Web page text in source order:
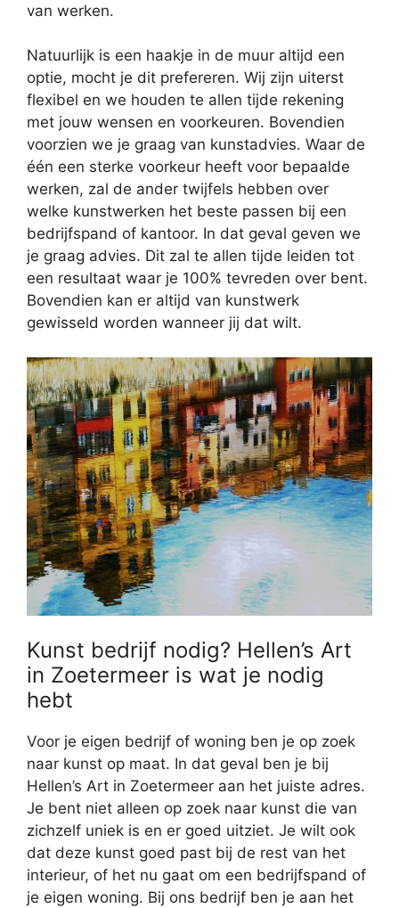
van werken.
Natuurlijk is een haakje in de muur altijd een
optie, mocht je dit prefereren. Wij zijn uiterst
flexibel en we houden te allen tijde rekening
met jouw wensen en voorkeuren. Bovendien
voorzien we je graag van kunstadvies. Waar de
één een sterke voorkeur heeft voor bepaalde
werken, zal de ander twijfels hebben over
welke kunstwerken het beste passen bij een
bedrijfspand of kantoor. In dat geval geven we
je graag advies. Dit zal te allen tijde leiden tot
een resultaat waar je 100% tevreden over bent.
Bovendien kan er altijd van kunstwerk
gewisseld worden wanneer jij dat wilt.
Kunst bedrijf nodig? Hellen’s Art
in Zoetermeer is wat je nodig
hebt
Voor je eigen bedrijf of woning ben je op zoek
naar kunst op maat. In dat geval ben je bij
Hellen’s Art in Zoetermeer aan het juiste adres.
Je bent niet alleen op zoek naar kunst die van
zichzelf uniek is en er goed uitziet. Je wilt ook
dat deze kunst goed past bij de rest van het
interieur, of het nu gaat om een bedrijfspand of
je eigen woning. Bij ons bedrijf ben je aan het